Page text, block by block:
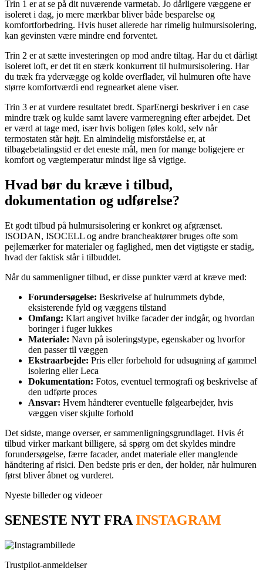
Trin 1 er at se på dit nuværende varmetab. Jo dårligere væggene er
isoleret i dag, jo mere mærkbar bliver både besparelse og
komfortforbedring. Hvis huset allerede har rimelig hulmursisolering,
kan gevinsten være mindre end forventet.
Trin 2 er at sætte investeringen op mod andre tiltag. Har du et dårligt
isoleret loft, er det tit en stærk konkurrent til hulmursisolering. Har
du træk fra ydervægge og kolde overflader, vil hulmuren ofte have
større komfortværdi end regnearket alene viser.
Trin 3 er at vurdere resultatet bredt. SparEnergi beskriver i en case
mindre træk og kulde samt lavere varmeregning efter arbejdet. Det
er værd at tage med, især hvis boligen føles kold, selv når
termostaten står højt. En almindelig misforståelse er, at
tilbagebetalingstid er det eneste mål, men for mange boligejere er
komfort og vægtemperatur mindst lige så vigtige.
Hvad bør du kræve i tilbud,
dokumentation og udførelse?
Et godt tilbud på hulmursisolering er konkret og afgrænset.
ISODAN, ISOCELL og andre brancheaktører bruges ofte som
pejlemærker for materialer og faglighed, men det vigtigste er stadig,
hvad der faktisk står i tilbuddet.
Når du sammenligner tilbud, er disse punkter værd at kræve med:
Forundersøgelse: Beskrivelse af hulrummets dybde,
eksisterende fyld og væggens tilstand
Omfang: Klart angivet hvilke facader der indgår, og hvordan
boringer i fuger lukkes
Materiale: Navn på isoleringstype, egenskaber og hvorfor
den passer til væggen
Ekstraarbejde: Pris eller forbehold for udsugning af gammel
isolering eller Leca
Dokumentation: Fotos, eventuel termografi og beskrivelse af
den udførte proces
Ansvar: Hvem håndterer eventuelle følgearbejder, hvis
væggen viser skjulte forhold
Det sidste, mange overser, er sammenligningsgrundlaget. Hvis ét
tilbud virker markant billigere, så spørg om det skyldes mindre
forundersøgelse, færre facader, andet materiale eller manglende
håndtering af risici. Den bedste pris er den, der holder, når hulmuren
først bliver åbnet og vurderet.
Nyeste billeder og videoer
SENESTE NYT FRA INSTAGRAM
Trustpilot-anmeldelser